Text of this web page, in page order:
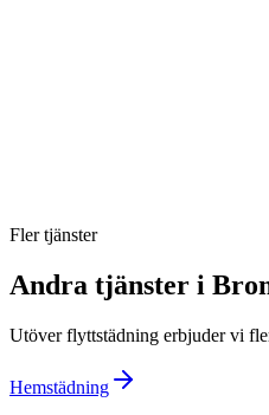
Fler tjänster
Andra tjänster i
Utöverflyttstädning erbjuder vi
Hemstädning